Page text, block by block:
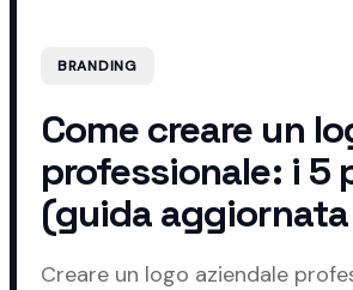
BRANDING
Come creare un
professionale: i 5
(guida
Creare un logo aziendale